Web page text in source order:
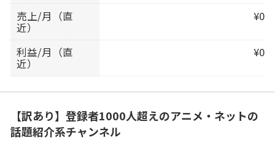
売上/月（直
近）
¥0
利益/月（直
近）
¥0
【訳あり】登録者1000人超えのアニメ・ネットの
話題紹介系チャンネル